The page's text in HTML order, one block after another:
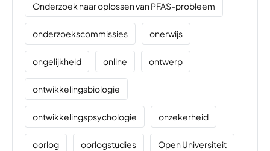
Onderzoek naar oplossen van PFAS-probleem
onderzoekscommissies onerwijs
ongelijkheid online ontwerp
ontwikkelingsbiologie
ontwikkelingspsychologie onzekerheid
oorlog oorlogstudies Open Universiteit